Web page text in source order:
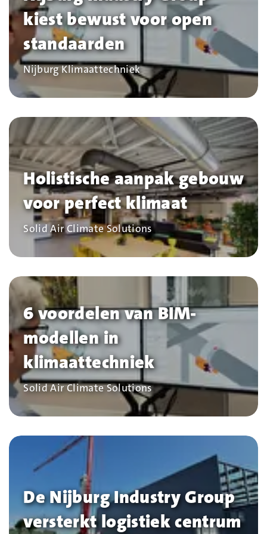
kiest bewust voor open
standaarden
Bedrijf
Nijburg Klimaattechniek
Holistische aanpak gebouw
voor perfect klimaat
Bedrijf
Solid Air Climate Solutions
6 voordelen van BIM-
modellen in
klimaattechniek
Bedrijf
Solid Air Climate Solutions
De Nijburg Industry Group
versterkt logistiek centrum